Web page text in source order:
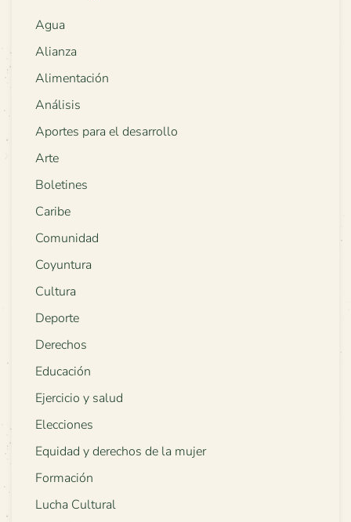
Agua
Alianza
Alimentación
Análisis
Aportes para el desarrollo
Arte
Boletines
Caribe
Comunidad
Coyuntura
Cultura
Deporte
Derechos
Educación
Ejercicio y salud
Elecciones
Equidad y derechos de la mujer
Formación
Lucha Cultural